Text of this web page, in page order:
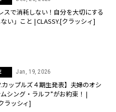
スで消耗しない！自分を大切にする
い」こと | CLASSY.[クラッシィ]
Jan, 19, 2026
カップルズ４期生発表】夫婦のオシ
シング・ラルフ”がお約束！ |
ラッシィ]